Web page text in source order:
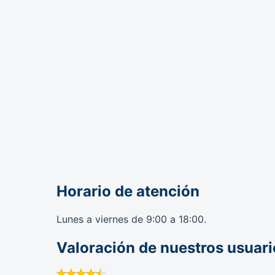
Horario de atención
Lunes a viernes de 9:00 a 18:00.
Valoración de nuestros